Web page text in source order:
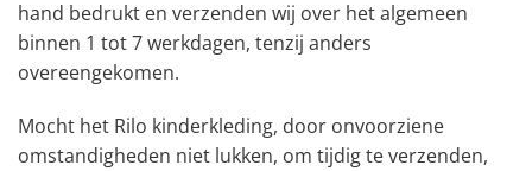
hand bedrukt en verzenden wij over het algemeen
binnen 1 tot 7 werkdagen, tenzij anders
overeengekomen.
Mocht het Rilo kinderkleding, door onvoorziene
omstandigheden niet lukken, om tijdig te verzenden,